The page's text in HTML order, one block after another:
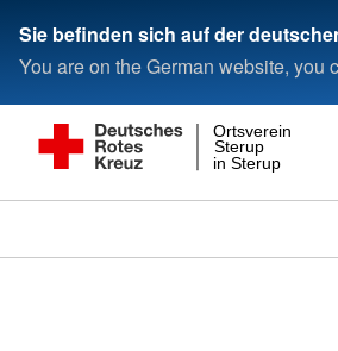
Sie befinden sich auf der
You are on the German website,
in Sterup
Sterup
Ortsverein